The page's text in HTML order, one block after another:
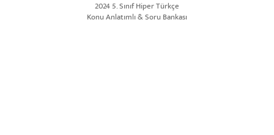
2024 5. Sınıf Hiper Türkçe
Konu Anlatımlı & Soru Bankası